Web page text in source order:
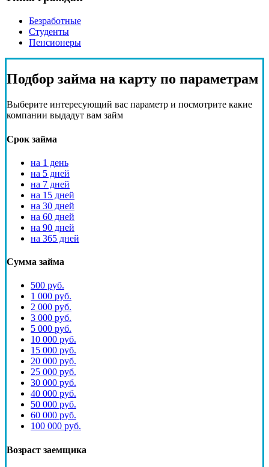
Безработные
Студенты
Пенсионеры
Подбор займа на карту по параметрам
Выберите интересующий вас параметр и посмотрите какие
компании выдадут вам займ
Срок займа
на 1 день
на 5 дней
на 7 дней
на 15 дней
на 30 дней
на 60 дней
на 90 дней
на 365 дней
Сумма займа
500 руб.
1 000 руб.
2 000 руб.
3 000 руб.
5 000 руб.
10 000 руб.
15 000 руб.
20 000 руб.
25 000 руб.
30 000 руб.
40 000 руб.
50 000 руб.
60 000 руб.
100 000 руб.
Возраст заемщика